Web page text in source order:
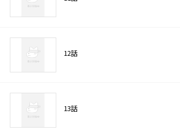
12話
13話